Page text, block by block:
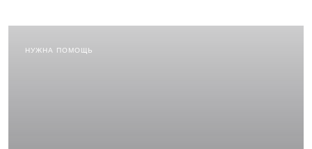
НУЖНА ПОМОЩЬ